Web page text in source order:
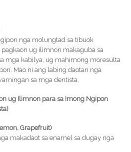
nga molungtad sa tibuok
ug ilimnon makaguba sa
mga kabilya, ug mahimong moresulta
Mao ni ang labing daotan nga
sa mga dentista.
ug Ilimnon para sa Imong Ngipon
Grapefruit)
makadaot sa enamel sa dugay nga